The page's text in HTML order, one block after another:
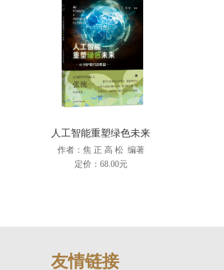
人工智能重塑绿色未来
作者：焦 正 高 松 编著
定价：68.00元
友情链接